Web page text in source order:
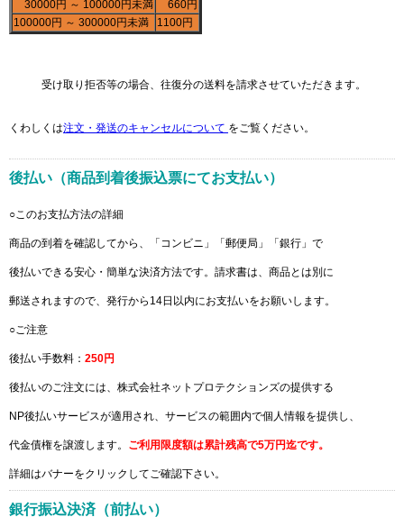
30000円 ～ 100000円未満
660円
100000円 ～ 300000円未満
1100円
受け取り拒否等の場合、往復分の送料を請求させていただきます。
くわしくは注文・発送のキャンセルについて をご覧ください。
後払い（商品到着後振込票にてお支払い）
○このお支払方法の詳細
商品の到着を確認してから、「コンビニ」「郵便局」「銀行」で
後払いできる安心・簡単な決済方法です。請求書は、商品とは別に
郵送されますので、発行から14日以内にお支払いをお願いします。
○ご注意
後払い手数料： 250円
後払いのご注文には、株式会社ネットプロテクションズの提供する
NP後払いサービスが適用され、サービスの範囲内で個人情報を提供し、
代金債権を譲渡します。 ご利用限度額は累計残高で5万円迄です。
詳細はバナーをクリックしてご確認下さい。
銀行振込決済（前払い）